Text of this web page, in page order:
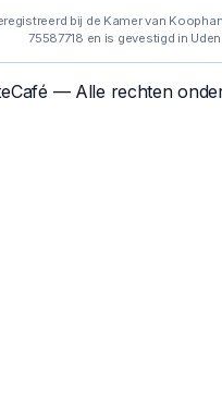
bij de Kamer van
75587718 en is gevestigd in Uden.
— Alle rechten